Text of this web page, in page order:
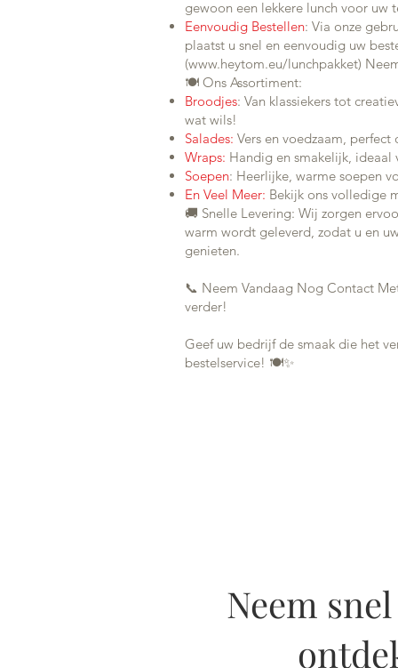
gewoon een lekkere lunch voor uw
Eenvoudig Bestellen: Via onze
plaatst u snel en eenvoudig uw
(www.heytom.eu/lunchpakket)
🍽️ Ons Assortiment:
Broodjes: Van klassiekers tot
wat wils!
Salades: Vers en voedzaam,
Wraps: Handig en smakelijk, ideaal
Soepen: Heerlijke, warme soepen
En Veel Meer: Bekijk ons volledige
🚚 Snelle Levering: Wij zorgen
warm wordt geleverd, zodat u en
genieten.
📞 Neem Vandaag Nog Contact
verder!
Geef uw bedrijf de smaak die het
bestelservice! 🍽️✨
Neem